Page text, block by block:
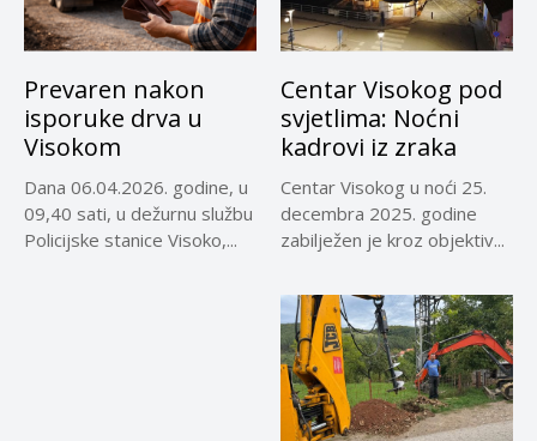
Prevaren nakon
isporuke drva u
Visokom
Dana 06.04.2026. godine, u
09,40 sati, u dežurnu službu
Policijske stanice Visoko,...
Centar Visokog pod
svjetlima: Noćni
kadrovi iz zraka
Centar Visokog u noći 25.
decembra 2025. godine
zabilježen je kroz objektiv...